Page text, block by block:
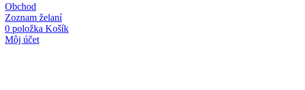
Obchod
Zoznam želaní
0 položka Košík
Môj účet